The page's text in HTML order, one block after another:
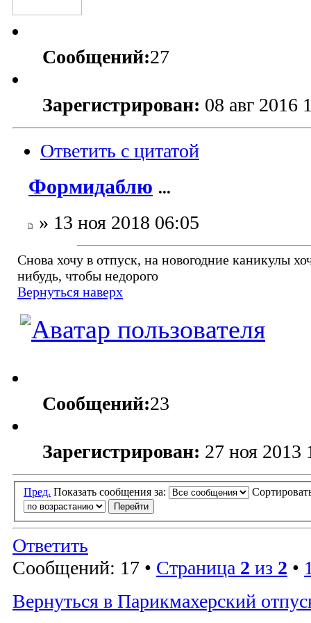
Сообщений:27
Зарегистрирован: 08 авг 2016
Ответить с цитатой
Формидаблю ...
» 13 ноя 2018 06:05
Снова хочу в отпуск, на новогодние каникулы
нибудь, чтобы недорого
Вернуться наверх
Сообщений:23
Зарегистрирован: 27 ноя 2013
Пред. Показать сообщения за:
Ответить
Сообщений: 17 • Страница 2 из 2 •
Вернуться в Парикмахерский